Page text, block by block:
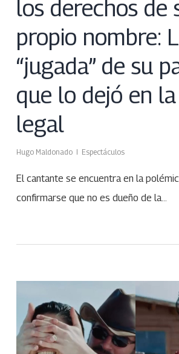
los derechos de
propio nombre:
“jugada” de su
que lo dejó en
legal
Hugo Maldonado Espectáculos
El cantante se encuentra en la
confirmarse que no es dueño de la…